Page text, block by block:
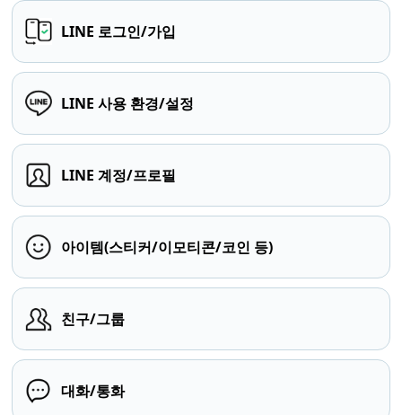
LINE 로그인/가입
LINE 사용 환경/설정
LINE 계정/프로필
아이템(스티커/이모티콘/코인 등)
친구/그룹
대화/통화